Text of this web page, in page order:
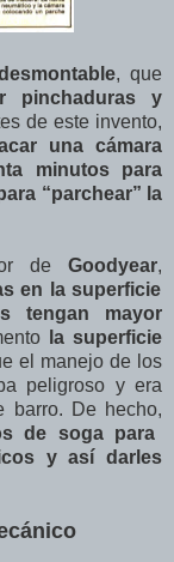
, que
pinchaduras y
de este invento,
una cámara
minutos para
“parchear” la
deGoodyear,
en la superficie
tengan mayor
la superficie
el manejo de los
peligroso y era
barro. De hecho,
de soga para
y así darles